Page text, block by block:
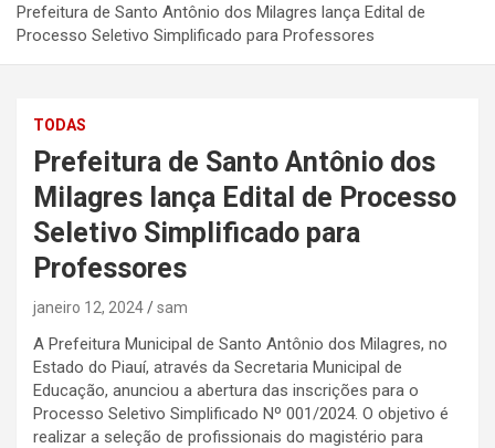
Prefeitura de Santo Antônio dos Milagres lança Edital de
Processo Seletivo Simplificado para Professores
TODAS
Prefeitura de Santo Antônio dos
Milagres lança Edital de Processo
Seletivo Simplificado para
Professores
janeiro 12, 2024 sam
A Prefeitura Municipal de Santo Antônio dos Milagres, no
Estado do Piauí, através da Secretaria Municipal de
Educação, anunciou a abertura das inscrições para o
Processo Seletivo Simplificado Nº 001/2024. O objetivo é
realizar a seleção de profissionais do magistério para